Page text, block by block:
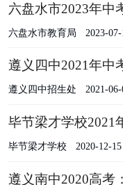
六盘水市2023年中
六盘水市教育局 2023-
遵义四中2021年中
遵义四中招生处 2021-
毕节梁才学校2021
毕节梁才学校 2020-12-15
遵义南中2020高考